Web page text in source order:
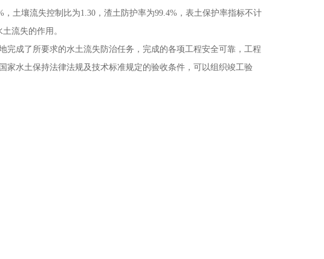
，土壤流失控制比为1.30，渣土防护率为99.4%，表土保护率指标不计
流失的作用。
成了所要求的水土流失防治任务，完成的各项工程安全可靠，工程
家水土保持法律法规及技术标准规定的验收条件，可以组织竣工验